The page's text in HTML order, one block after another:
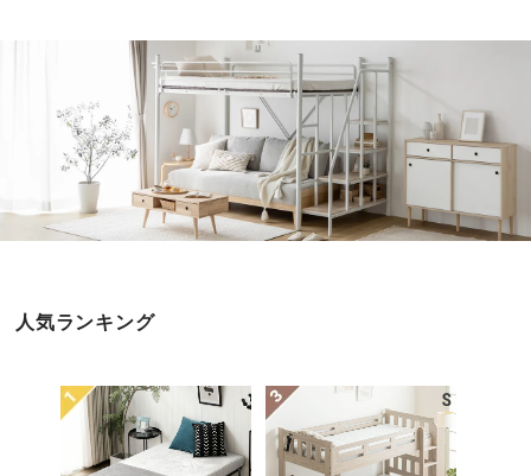
最
近
ッ
CATEGORY
キッズベッド
人気ランキング